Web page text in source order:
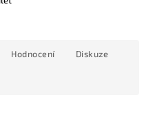
Hodnocení Diskuze